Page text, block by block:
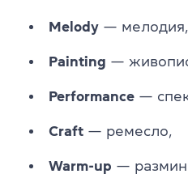
Melody — мелодия,
Painting —
Performance —
Craft — ремесло,
Warm-up —